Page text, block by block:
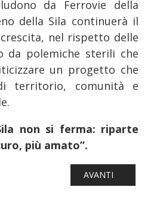
da Ferrovie della
della Sila continuerà il
nel rispetto delle
da polemiche sterili che
un progetto che
territorio, comunità e
non si ferma: riparte
più amato”.
FERROVIE: RIAPRE
ARTICOLO
AVANTI